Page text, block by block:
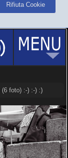
Rifiuta Cookie
foto) :-) :-) :)